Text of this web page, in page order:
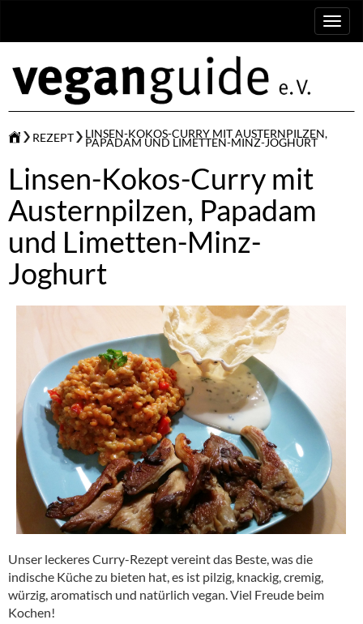
Toggle
REZEPT LINSEN-KOKOS-CURRY MIT AUSTERNPILZEN,
PAPADAM UND LIMETTEN-MINZ-JOGHURT
Linsen-Kokos-Curry mit
Austernpilzen, Papadam
und Limetten-Minz-
Joghurt
Unser leckeres Curry-Rezept vereint das Beste, was die
indische Küche zu bieten hat, es ist pilzig, knackig, cremig,
würzig, aromatisch und natürlich vegan. Viel Freude beim
Kochen!